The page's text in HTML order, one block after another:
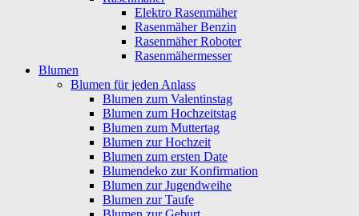
Elektro Rasenmäher
Rasenmäher Benzin
Rasenmäher Roboter
Rasenmähermesser
Blumen
Blumen für jeden Anlass
Blumen zum Valentinstag
Blumen zum Hochzeitstag
Blumen zum Muttertag
Blumen zur Hochzeit
Blumen zum ersten Date
Blumendeko zur Konfirmation
Blumen zur Jugendweihe
Blumen zur Taufe